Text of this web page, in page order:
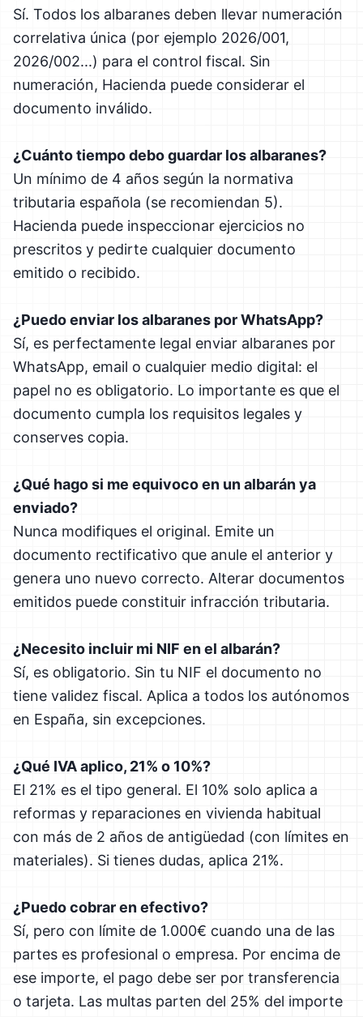
Sí. Todos los albaranes deben llevar numeración
correlativa única (por ejemplo 2026/001,
2026/002...) para el control fiscal. Sin
numeración, Hacienda puede considerar el
documento inválido.
¿Cuánto tiempo debo guardar los albaranes?
Un mínimo de 4 años según la normativa
tributaria española (se recomiendan 5).
Hacienda puede inspeccionar ejercicios no
prescritos y pedirte cualquier documento
emitido o recibido.
¿Puedo enviar los albaranes por WhatsApp?
Sí, es perfectamente legal enviar albaranes por
WhatsApp, email o cualquier medio digital: el
papel no es obligatorio. Lo importante es que el
documento cumpla los requisitos legales y
conserves copia.
¿Qué hago si me equivoco en un albarán ya
enviado?
Nunca modifiques el original. Emite un
documento rectificativo que anule el anterior y
genera uno nuevo correcto. Alterar documentos
emitidos puede constituir infracción tributaria.
¿Necesito incluir mi NIF en el albarán?
Sí, es obligatorio. Sin tu NIF el documento no
tiene validez fiscal. Aplica a todos los autónomos
en España, sin excepciones.
¿Qué IVA aplico, 21% o 10%?
El 21% es el tipo general. El 10% solo aplica a
reformas y reparaciones en vivienda habitual
con más de 2 años de antigüedad (con límites en
materiales). Si tienes dudas, aplica 21%.
¿Puedo cobrar en efectivo?
Sí, pero con límite de 1.000€ cuando una de las
partes es profesional o empresa. Por encima de
ese importe, el pago debe ser por transferencia
o tarjeta. Las multas parten del 25% del importe